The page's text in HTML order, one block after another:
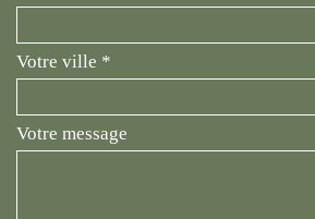
Votre ville *
Votre message